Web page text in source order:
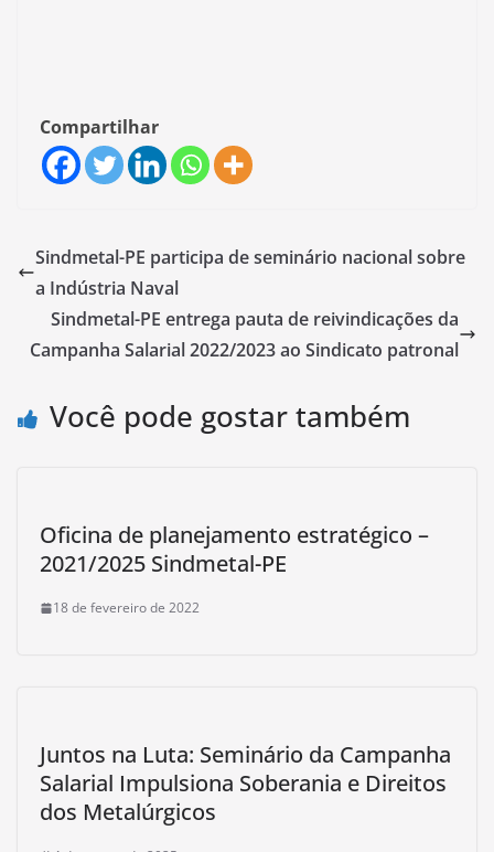
Compartilhar
Sindmetal-PE participa de seminário nacional sobre
a Indústria Naval
Sindmetal-PE entrega pauta de reivindicações da
Campanha Salarial 2022/2023 ao Sindicato patronal
Você pode gostar também
Oficina de planejamento estratégico –
2021/2025 Sindmetal-PE
18 de fevereiro de 2022
Juntos na Luta: Seminário da Campanha
Salarial Impulsiona Soberania e Direitos
dos Metalúrgicos